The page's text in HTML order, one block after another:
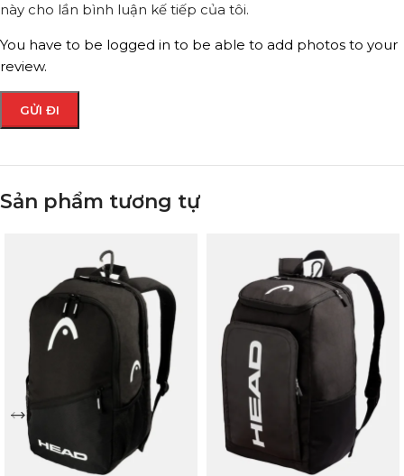
này cho lần bình luận kế tiếp của tôi.
You have to be logged in to be able to add photos to your
review.
Sản phẩm tương tự